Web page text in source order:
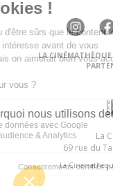
LA CINÉMATHÈQUE
La
69 rue du
La